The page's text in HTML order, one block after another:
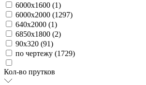
6000х1600 (1)
6000х2000 (1297)
640х2000 (1)
6850х1800 (2)
90х320 (91)
по чертежу (1729)
Кол-во прутков